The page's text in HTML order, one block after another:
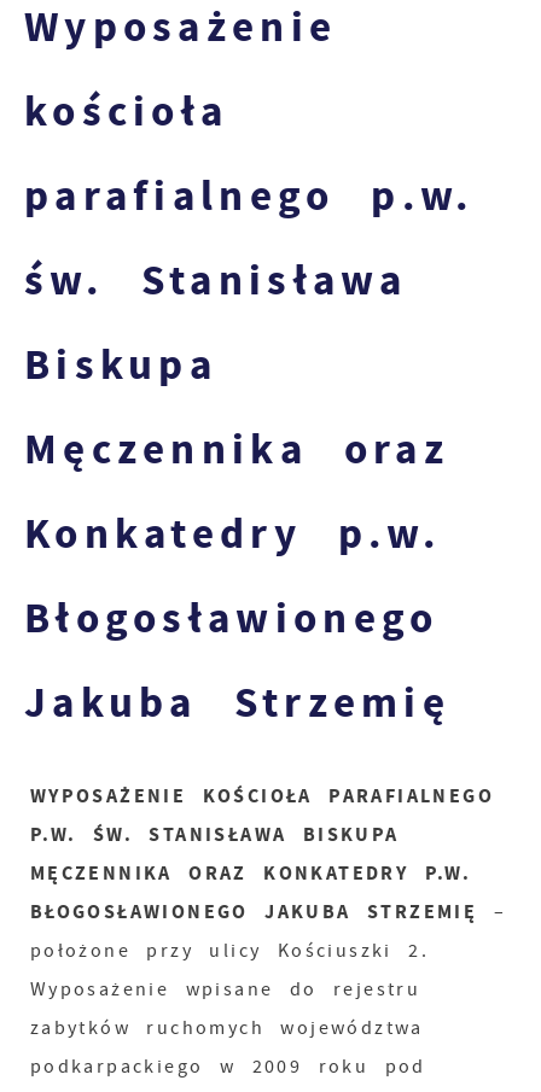
Wyposażenie
kościoła
parafialnego p.w.
św. Stanisława
Biskupa
Męczennika oraz
Konkatedry p.w.
Błogosławionego
Jakuba Strzemię
WYPOSAŻENIE KOŚCIOŁA PARAFIALNEGO
P.W. ŚW. STANISŁAWA BISKUPA
MĘCZENNIKA ORAZ KONKATEDRY P.W.
BŁOGOSŁAWIONEGO JAKUBA STRZEMIĘ
–
położone przy ulicy Kościuszki 2.
Wyposażenie wpisane do rejestru
zabytków ruchomych województwa
podkarpackiego w 2009 roku pod